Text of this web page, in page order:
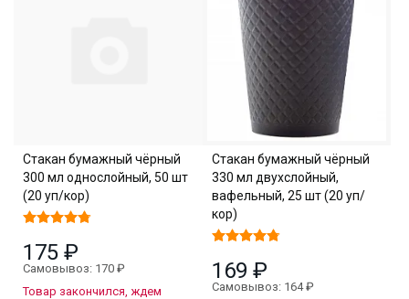
Стакан бумажный чёрный
300 мл однослойный, 50 шт
(20 уп/кор)
175 ₽
Самовывоз: 170 ₽
Товар закончился, ждем
Стакан бумажный чёрный
330 мл двухслойный,
вафельный, 25 шт (20 уп/
кор)
169 ₽
Самовывоз: 164 ₽